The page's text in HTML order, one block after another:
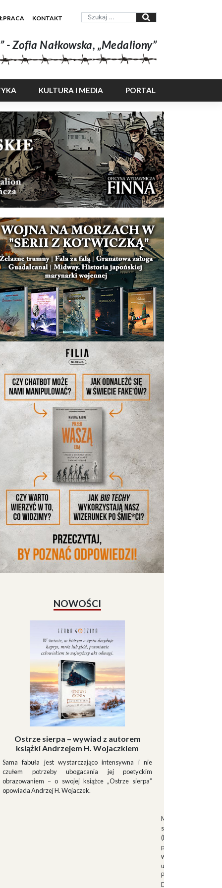
KONTAKT
Zofia Nałkowska, „Medaliony”
KULTURA I MEDIA PORTAL
NOWOŚCI
Ostrze sierpa – wywiad z autorem
książki Andrzejem H. Wojaczkiem
Sama fabuła jest wystarczająco intensywna i nie
czułem potrzeby ubogacania jej poetyckim
obrazowaniem – o swojej książce „Ostrze sierpa”
opowiada Andrzej H. Wojaczek.
Muszkieterowie
stanowili elitarną
(Milizia Volontaria
pełniącą rolę
w latach 1923-
uroczystościach
Palazzo Venezia w
Duce.